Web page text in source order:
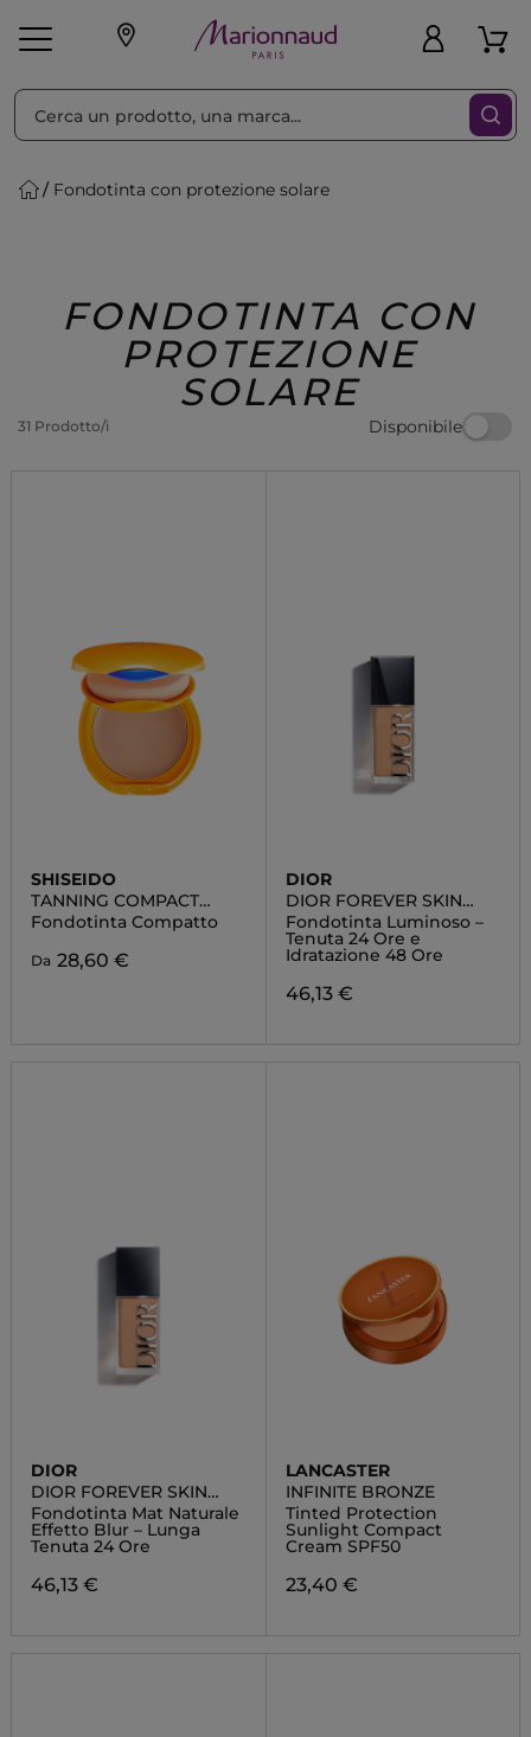
Make-up Profumi
Regalo
Fondotinta con protezione solare
FONDOTINTA CON
PROTEZIONE
SOLARE
31 Prodotto/i Disponibile
Ordina per Filtra
SHISEIDO
TANNING COMPACT
SPF10
Fondotinta Compatto
Da 28,60 €
DIOR
DIOR FOREVER SKIN
GLOW
Fondotinta Luminoso –
Tenuta 24 Ore e
Idratazione 48 Ore
46,13 €
DIOR
DIOR FOREVER SKIN
WEAR
Fondotinta Mat Naturale
Effetto Blur – Lunga
Tenuta 24 Ore
46,13 €
LANCASTER
INFINITE BRONZE
Tinted Protection
Sunlight Compact
Cream SPF50
23,40 €